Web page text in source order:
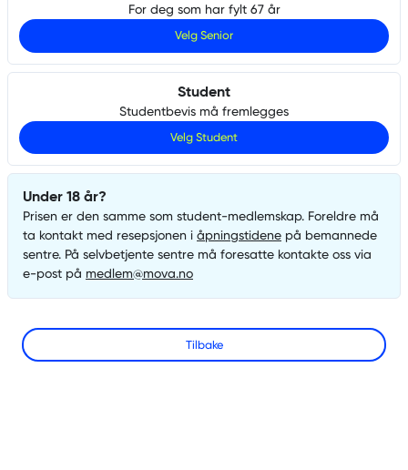
For deg som har fylt 67 år
Velg Senior
Student
Studentbevis må fremlegges
Velg Student
Under 18 år?
Prisen er den samme som student-medlemskap. Foreldre må
ta kontakt med resepsjonen i åpningstidene på bemannede
sentre. På selvbetjente sentre må foresatte kontakte oss via
e-post på medlem@mova.no
Tilbake